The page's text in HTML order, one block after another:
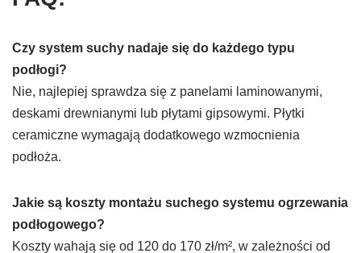
Czy system suchy nadaje się do każdego typu
podłogi?
Nie, najlepiej sprawdza się z panelami laminowanymi,
deskami drewnianymi lub płytami gipsowymi. Płytki
ceramiczne wymagają dodatkowego wzmocnienia
podłoża.
Jakie są koszty montażu suchego systemu ogrzewania
podłogowego?
Koszty wahają się od 120 do 170 zł/m², w zależności od